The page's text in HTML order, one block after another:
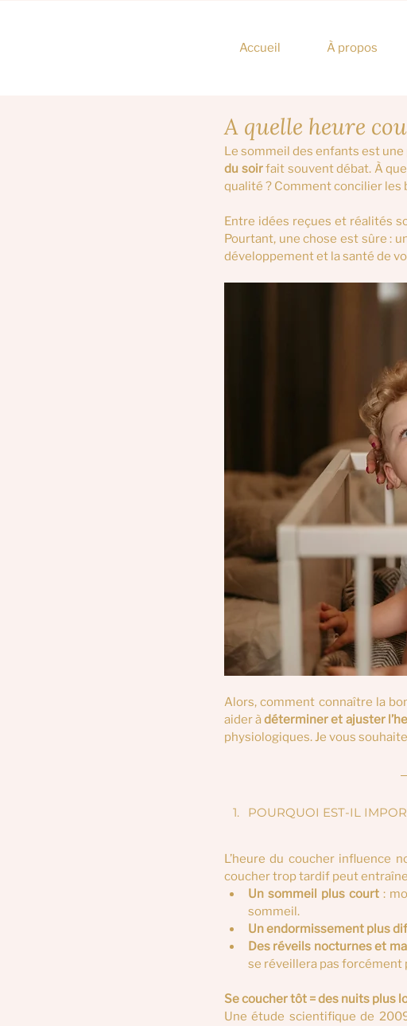
Accueil À propos
A quelle heure
Le sommeil des enfants est
du soir fait souvent débat. À
qualité ? Comment concilier les
Entre idées reçues et réalités
Pourtant, une chose est sûre :
développement et la santé de
Alors, comment connaître la
aider à déterminer et ajuster
physiologiques. Je vous
POURQUOI EST-IL
L’heure du coucher influence
coucher trop tardif peut
Un sommeil plus court :
sommeil.
Un endormissement plus
Des réveils nocturnes et
se réveillera pas forcément
Se coucher tôt = des nuits plus
Une étude scientifique de